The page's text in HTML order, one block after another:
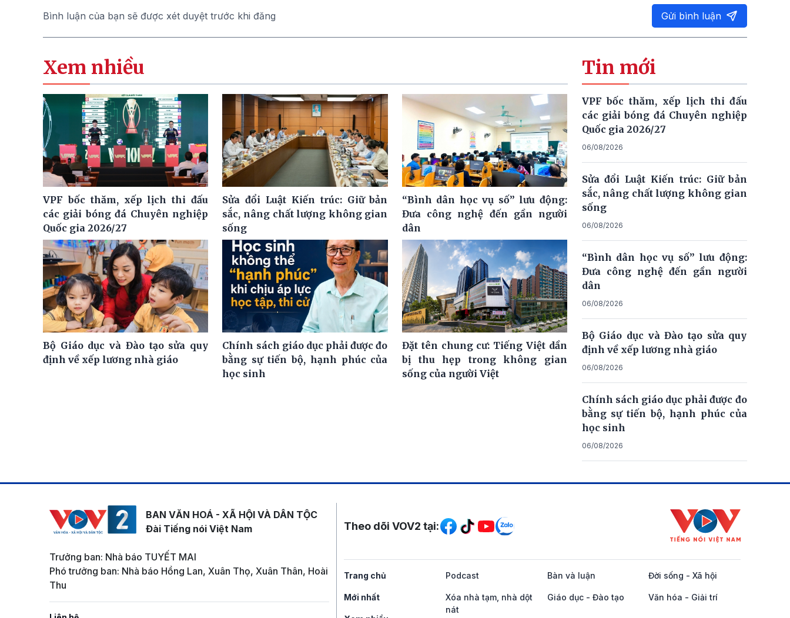
Bình luận của bạn sẽ được xét duyệt trước khi đăng Gửi bình luận
Xem nhiều
VPF bốc thăm, xếp lịch thi đấu
các giải bóng đá Chuyên nghiệp
Quốc gia 2026/27
Sửa đổi Luật Kiến trúc: Giữ bản
sắc, nâng chất lượng không gian
sống
“Bình dân học vụ số” lưu động:
Đưa công nghệ đến gần người
dân
Bộ Giáo dục và Đào tạo sửa quy
định về xếp lương nhà giáo
Chính sách giáo dục phải được đo
bằng sự tiến bộ, hạnh phúc của
học sinh
Đặt tên chung cư: Tiếng Việt dần
bị thu hẹp trong không gian
sống của người Việt
Tin mới
VPF bốc thăm, xếp lịch thi đấu
các giải bóng đá Chuyên nghiệp
Quốc gia 2026/27
06/08/2026
Sửa đổi Luật Kiến trúc: Giữ bản
sắc, nâng chất lượng không gian
sống
06/08/2026
“Bình dân học vụ số” lưu động:
Đưa công nghệ đến gần người
dân
06/08/2026
Bộ Giáo dục và Đào tạo sửa quy
định về xếp lương nhà giáo
06/08/2026
Chính sách giáo dục phải được đo
bằng sự tiến bộ, hạnh phúc của
học sinh
06/08/2026
BAN VĂN HOÁ - XÃ HỘI VÀ DÂN TỘC
Đài Tiếng nói Việt Nam
Trưởng ban: Nhà báo TUYẾT MAI
Phó trưởng ban: Nhà báo Hồng Lan, Xuân Thọ, Xuân Thân, Hoài
Thu
Mạng xã hội
Theo dõi VOV2 tại:
Trang chủ
Mới nhất
Podcast Bàn và luận Đời sống - Xã hội
Xóa nhà tạm, nhà dột
nát
Giáo dục - Đào tạo Văn hóa - Giải trí